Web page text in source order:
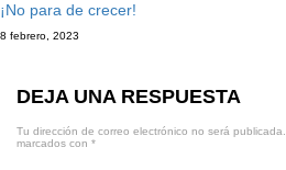
¡No para de crecer!
8 febrero, 2023
DEJA UNA RESPUESTA
Tu dirección de correo electrónico no será publicada.
marcados con *